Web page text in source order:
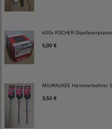
600x FISCHER
5,00 €
MILWAUKEE Hammerbohrer
3,50 €